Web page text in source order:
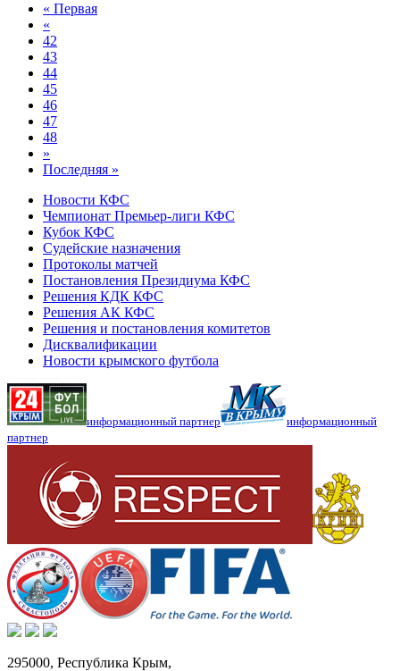
« Первая
«
42
43
44
45
46
47
48
»
Последняя »
Новости КФС
Чемпионат Премьер-лиги КФС
Кубок КФС
Судейские назначения
Протоколы матчей
Постановления Президиума КФС
Решения КДК КФС
Решения АК КФС
Решения и постановления комитетов
Дисквалификации
Новости крымского футбола
информационный партнер
информационный
партнер
295000, Республика Крым,